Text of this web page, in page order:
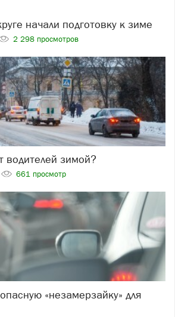
начали подготовку к зиме
2 298 просмотров
водителей зимой?
661 просмотр